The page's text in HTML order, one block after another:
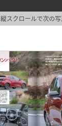
縦スクロールで次の